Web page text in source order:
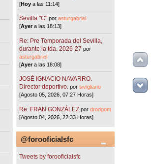
[Hoy a las 11:14]
Sevilla "C"porasturgabriel
[Ayera las 18:13]
Re: Pre Temporada del Sevilla,
durante la tda. 2026-27 por
asturgabriel
[Ayera las 18:08]
JOSÉ IGNACIO NAVARRO.
Director deportivo. porsivigliano
[Agosto 05, 2026, 07:27 Horas]
Re: FRAN GONZÁLEZ pordrodgom
[Agosto 04, 2026, 22:33 Horas]
@forooficialsfc
Tweets by forooficialsfc